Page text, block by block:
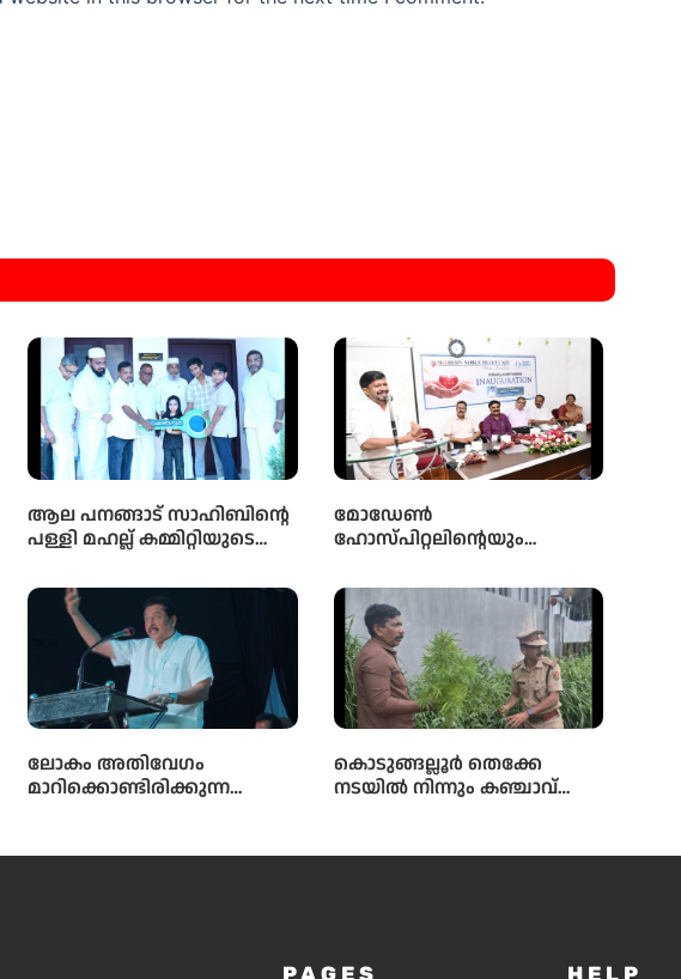
ആല പനങ്ങാട് സാഹിബിൻ്റെ
പള്ളി മഹല്ല് കമ്മിറ്റിയുടെ
ഭവനരഹിതരില്ലാത്ത മഹല്ല്
ബൈത്തുനൂർ പാർപ്പിട
പദ്ധതിയിലെ 5-ാം മത്തെ
വീടിൻ്റെ താക്കോൽ ദാനം
നടന്നു
മോഡേൺ
ഹോസ്‌പിറ്റലിന്റെയും
കെയറിന്റെയും സംയുക്ത
സംരംഭമായ മോഡേൺ
ഹാർട്ട് കെയറിൻ്റെ നവീകരിച്ച
കാത്ത് ലാബിൻ്റെ ഉദ്ഘാടനം
മന്ത്രി ഒ ജെ ജനീഷ്
നിർവ്വഹിച്ചു.
ലോകം അതിവേഗം
മാറിക്കൊണ്ടിരിക്കുന്ന
ആധുനിക വിദ്യാഭ്യാസം
കൊടുങ്ങല്ലൂർ തെക്കേ
നടയിൽ നിന്നും കഞ്ചാവ്
PAGES HELP